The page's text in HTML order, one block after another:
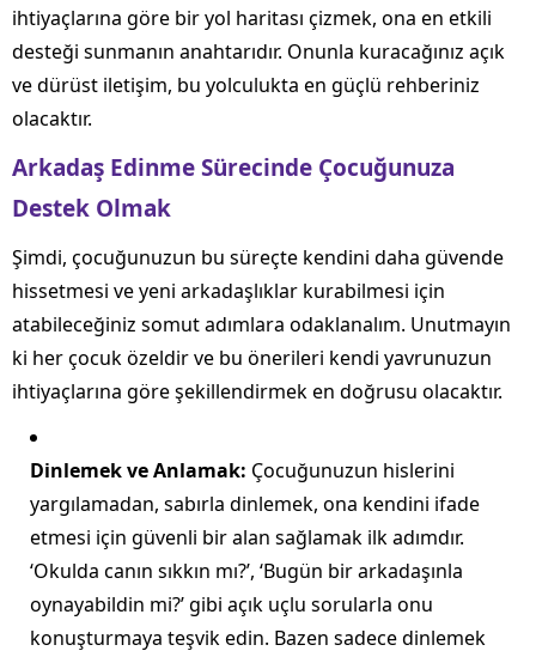
ihtiyaçlarına göre bir yol haritası çizmek, ona en etkili
desteği sunmanın anahtarıdır. Onunla kuracağınız açık
ve dürüst iletişim, bu yolculukta en güçlü rehberiniz
olacaktır.
Arkadaş Edinme Sürecinde Çocuğunuza
Destek Olmak
Şimdi, çocuğunuzun bu süreçte kendini daha güvende
hissetmesi ve yeni arkadaşlıklar kurabilmesi için
atabileceğiniz somut adımlara odaklanalım. Unutmayın
ki her çocuk özeldir ve bu önerileri kendi yavrunuzun
ihtiyaçlarına göre şekillendirmek en doğrusu olacaktır.
Dinlemek ve Anlamak: Çocuğunuzun hislerini
yargılamadan, sabırla dinlemek, ona kendini ifade
etmesi için güvenli bir alan sağlamak ilk adımdır.
‘Okulda canın sıkkın mı?’, ‘Bugün bir arkadaşınla
oynayabildin mi?’ gibi açık uçlu sorularla onu
konuşturmaya teşvik edin. Bazen sadece dinlemek